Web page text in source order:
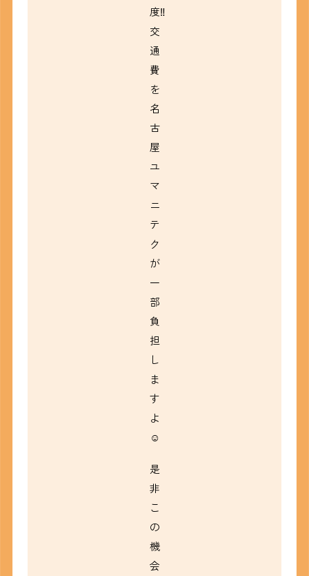
度‼
交
通
費
を
名
古
屋
ユ
マ
ニ
テ
ク
が
一
部
負
担
し
ま
す
よ
☺
是
非
こ
の
機
会